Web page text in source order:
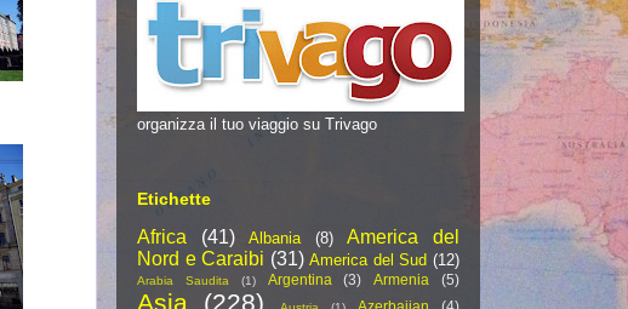
organizza il tuo viaggio su Trivago
Etichette
Africa (41) Albania (8)
America del
Nord e Caraibi (31) America del Sud (12)
Arabia Saudita (1) Argentina (3) Armenia (5)
Asia (228) Azerbaijan (4)